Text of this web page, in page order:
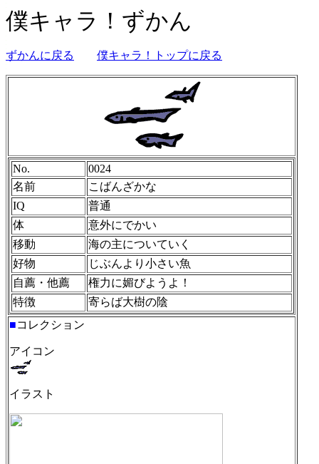
僕キャラ！ずかん
ずかんに戻る 僕キャラ！トップに戻る
No.
0024
名前
こばんざかな
IQ
普通
体
意外にでかい
移動
海の主についていく
好物
じぶんより小さい魚
自薦・他薦
権力に媚びようよ！
特徴
寄らば大樹の陰
■コレクション
アイコン
イラスト